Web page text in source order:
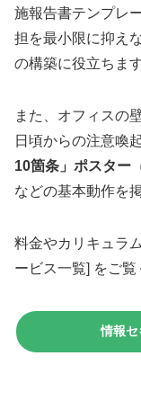
施報告書テンプレ
担を最小限に抑え
の構築に役立ちます
また、オフィスの
日頃からの注意喚
10箇条」ポスター
などの基本動作を
料金やカリキュラ
ービス一覧] をご覧
情報